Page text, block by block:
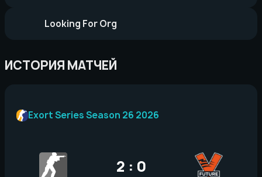
Looking For Org
ИСТОРИЯ МАТЧЕЙ
2 : 0
Exort Series Season 26 2026